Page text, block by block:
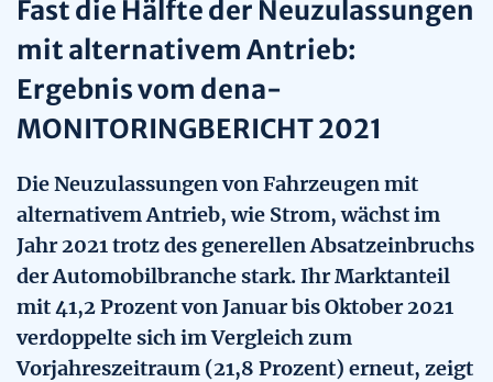
Pkw-Label im Detail
Verbraucherinnen und Verbraucher
Handel und Hersteller
Die WLTP-Verbrauchsmessung
Tools
Pkw-Aushang erstellen
Elektrofahrzeuge (BEV)
Hybride
Gasfahrzeuge
Tool: Vergleich Alternative Antriebe
Themenseiten
Mobilitätsangebote
Tool: CO₂-Rechner
Tool: Mobilitäts-Quartett
Stories
Publikationen
Veröffentlichungen & Meldungen
Downloads & Materialien
Übersicht
Pkw Energie Check
Pkw Label erstellen
Fast die Hälfte der Neuzulassungen
mit alternativem Antrieb:
Ergebnis vom dena-
MONITORINGBERICHT 2021
Die Neuzulassungen von Fahrzeugen mit
alternativem Antrieb, wie Strom, wächst im
Jahr 2021 trotz des generellen Absatzeinbruchs
der Automobilbranche stark. Ihr Marktanteil
mit 41,2 Prozent von Januar bis Oktober 2021
verdoppelte sich im Vergleich zum
Vorjahreszeitraum (21,8 Prozent) erneut, zeigt